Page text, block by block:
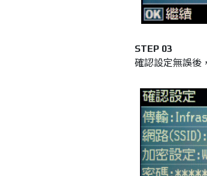
STEP 03
確認設定無誤後